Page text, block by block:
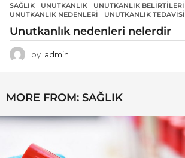
SAĞLIK UNUTKANLIK ,UNUTKANLIK BELIRTILERI
UNUTKANLIK NEDENLERI
,UNUTKANLIK TEDAVISI
Unutkanlık nedenleri nelerdir
by admin
MORE FROM: SAĞLIK